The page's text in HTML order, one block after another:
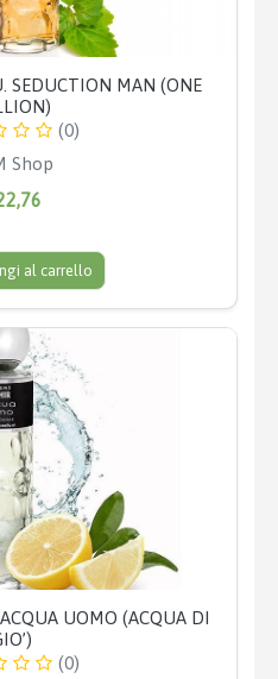
SEDUCTION MAN (ONE
(0)
Shop
al carrello
UOMO (ACQUA DI
(0)